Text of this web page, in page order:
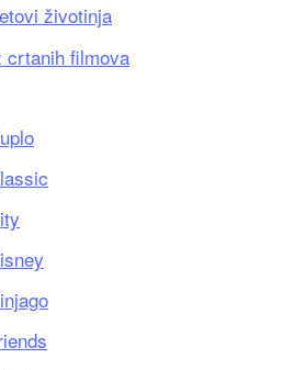
životinja
crtanih filmova